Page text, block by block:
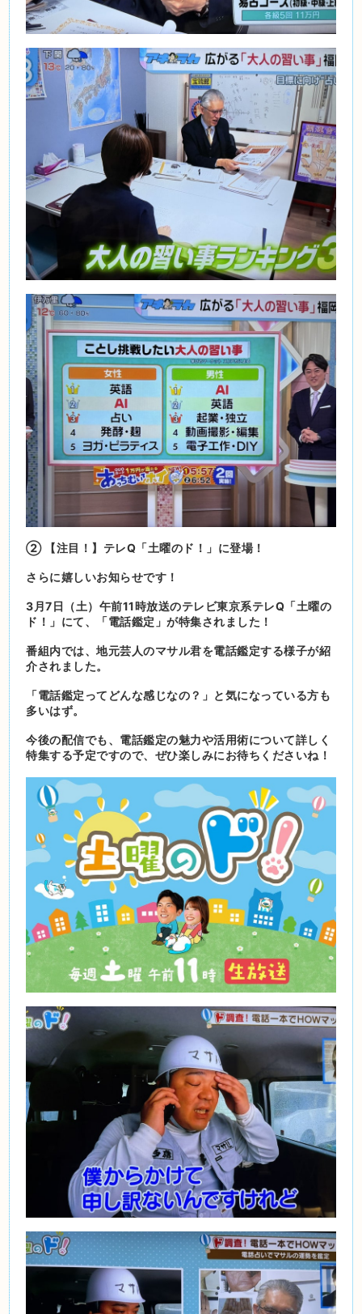
② 【注目！】テレQ「土曜のド！」に登場！
さらに嬉しいお知らせです！
3月7日（土）午前11時放送のテレビ東京系テレQ「土曜の
ド！」にて、「電話鑑定」が特集されました！
番組内では、地元芸人のマサル君を電話鑑定する様子が紹
介されました。
「電話鑑定ってどんな感じなの？」と気になっている方も
多いはず。
今後の配信でも、電話鑑定の魅力や活用術について詳しく
特集する予定ですので、ぜひ楽しみにお待ちくださいね！